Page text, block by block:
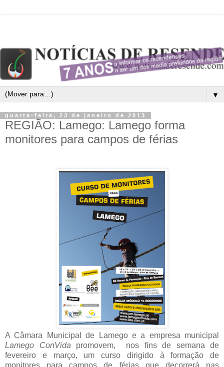
▼
quarta-feira, 23 de janeiro de 2013
REGIÃO: Lamego: Lamego forma
monitores para campos de férias
A Câmara Municipal de Lamego e a empresa municipal
Lamego ConVida promovem, nos fins de semana de
fevereiro e março, um curso dirigido à formação de
monitores para campos de férias que decorrerá nas